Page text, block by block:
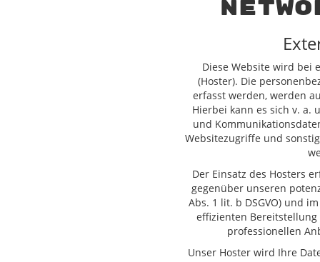
Diese Website wird bei
(Hoster). Die
erfasst werden, werden
Hierbei kann es sich v. a.
und
Websitezugriffe und
Der Einsatz des Hosters
gegenüber unseren
Abs. 1 lit. b DSGVO) und
effizienten
professionellen
Unser Hoster wird Ihre